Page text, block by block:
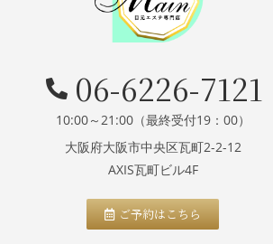
06-6226-7121
10:00～21:00（最終受付19：00）
大阪府大阪市中央区瓦町2-2-12
AXIS瓦町ビル4F
ご予約はこちら